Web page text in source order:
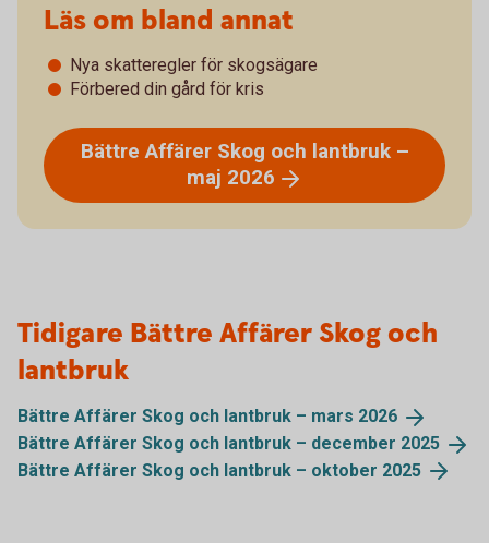
Läs om bland annat
Nya skatteregler för skogsägare
Förbered din gård för kris
Bättre Affärer Skog och lantbruk –
maj 2026
Tidigare Bättre Affärer Skog och
lantbruk
Bättre Affärer Skog och lantbruk – mars 2026
Bättre Affärer Skog och lantbruk – december 2025
Bättre Affärer Skog och lantbruk – oktober 2025